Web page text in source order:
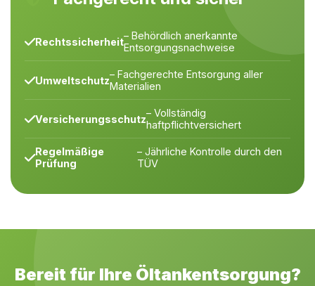
Rechtssicherheit– Behördlich anerkannte
Entsorgungsnachweise
Umweltschutz– Fachgerechte Entsorgung aller
Materialien
Versicherungsschutz– Vollständig
haftpflichtversichert
Regelmäßige
Prüfung
– Jährliche Kontrolle durch den
TÜV
Bereit für Ihre Öltankentsorgung?